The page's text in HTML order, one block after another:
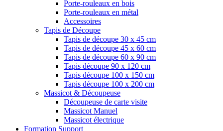
Porte-rouleaux en bois
Porte-rouleaux en métal
Accessoires
Tapis de Découpe
Tapis de découpe 30 x 45 cm
Tapis de découpe 45 x 60 cm
Tapis de découpe 60 x 90 cm
Tapis découpe 90 x 120 cm
Tapis découpe 100 x 150 cm
Tapis découpe 100 x 200 cm
Massicot & Découpeuse
Découpeuse de carte visite
Massicot Manuel
Massicot électrique
Formation Support